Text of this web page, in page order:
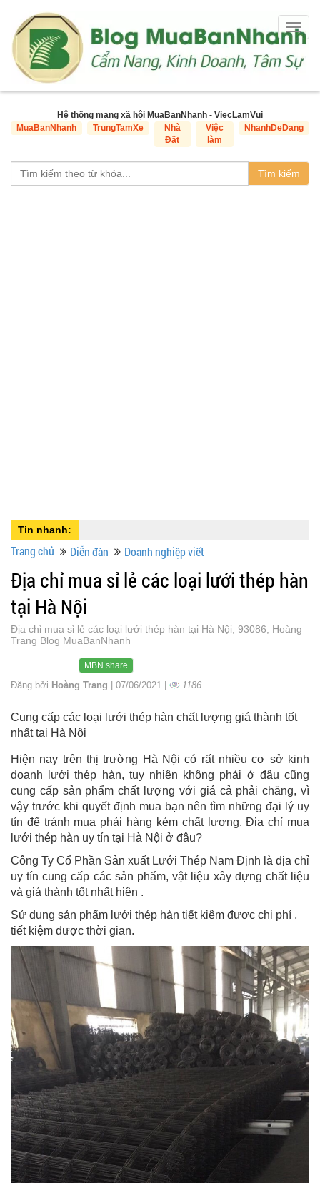
Hệ thống mạng xã hội MuaBanNhanh - ViecLamVui
MuaBanNhanh
TrungTamXe
Nhà
Đất
Việc
làm
NhanhDeDang
Tìm kiếm
Tin nhanh:
Trang chủ Diễn đàn Doanh nghiệp viết
Địa chỉ mua sỉ lẻ các loại lưới thép hàn
tại Hà Nội
Địa chỉ mua sỉ lẻ các loại lưới thép hàn tại Hà Nội, 93086, Hoàng
Trang Blog MuaBanNhanh
MBN share
Đăng bởi Hoàng Trang | 07/06/2021 | 1186
Cung cấp các loại lưới thép hàn chất lượng giá thành tốt
nhất tại Hà Nội
Hiện nay trên thị trường Hà Nội có rất nhiều cơ sở kinh
doanh lưới thép hàn, tuy nhiên không phải ở đâu cũng
cung cấp sản phẩm chất lượng với giá cả phải chăng, vì
vậy trước khi quyết định mua bạn nên tìm những đại lý uy
tín để tránh mua phải hàng kém chất lượng. Địa chỉ mua
lưới thép hàn uy tín tại Hà Nội ở đâu?
Công Ty Cổ Phần Sản xuất Lưới Thép Nam Định là địa chỉ
uy tín cung cấp các sản phẩm, vật liệu xây dựng chất liệu
và giá thành tốt nhất hiện .
Sử dụng sản phẩm lưới thép hàn tiết kiệm được chi phí ,
tiết kiệm được thời gian.